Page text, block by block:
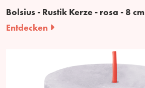
Bolsius - Rustik Kerze - rosa - 8 cm
Entdecken